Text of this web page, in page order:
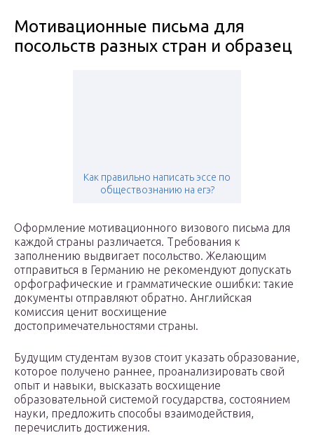
Мотивационные письма для
посольств разных стран и образец
Как правильно написать эссе по
обществознанию на егэ?
Оформление мотивационного визового письма для
каждой страны различается. Требования к
заполнению выдвигает посольство. Желающим
отправиться в Германию не рекомендуют допускать
орфографические и грамматические ошибки: такие
документы отправляют обратно. Английская
комиссия ценит восхищение
достопримечательностями страны.
Будущим студентам вузов стоит указать образование,
которое получено раннее, проанализировать свой
опыт и навыки, высказать восхищение
образовательной системой государства, состоянием
науки, предложить способы взаимодействия,
перечислить достижения.